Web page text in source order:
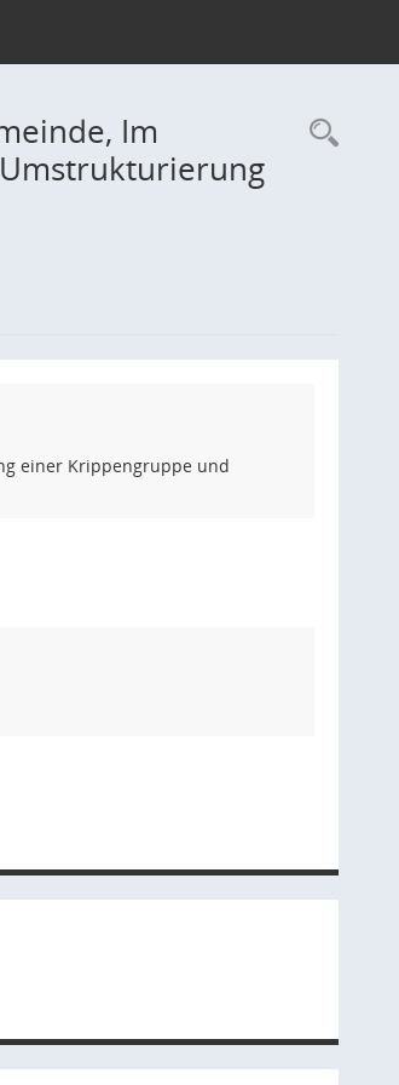
Im
einer Krippengruppe und